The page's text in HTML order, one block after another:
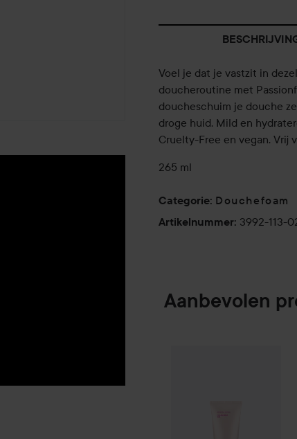
Voel je dat je vastzit in
doucheroutine met
doucheschuim je douche
droge huid. Mild en
Cruelty-Free en vegan. Vrij
265 ml
Categorie: Douchefoam
Artikelnummer: 3992-113-
Aanbevolen